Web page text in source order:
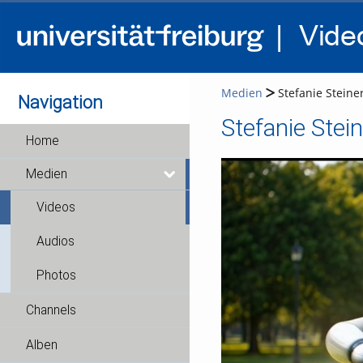
Navigation
Home
Medien
Videos
Audios
Photos
Channels
Alben
Medien Stefanie
Stefanie